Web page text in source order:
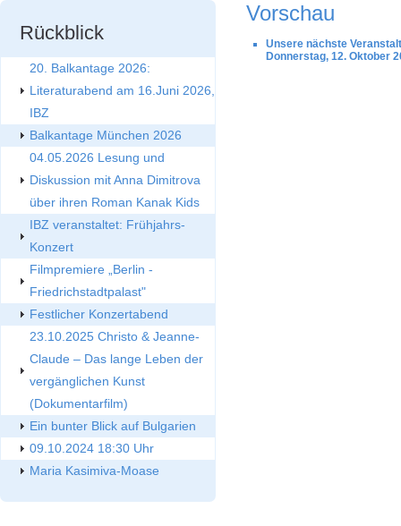
Rückblick
20. Balkantage 2026:
Literaturabend am 16.Juni 2026,
IBZ
Balkantage München 2026
04.05.2026 Lesung und
Diskussion mit Anna Dimitrova
über ihren Roman Kanak Kids
IBZ veranstaltet: Frühjahrs-
Konzert
Filmpremiere „Berlin -
Friedrichstadtpalast"
Festlicher Konzertabend
23.10.2025 Christo & Jeanne-
Claude – Das lange Leben der
vergänglichen Kunst
(Dokumentarfilm)
Ein bunter Blick auf Bulgarien
09.10.2024 18:30 Uhr
Maria Kasimiva-Moase
Vorschau
Unsere nächste
Donnerstag, 12. Oktober